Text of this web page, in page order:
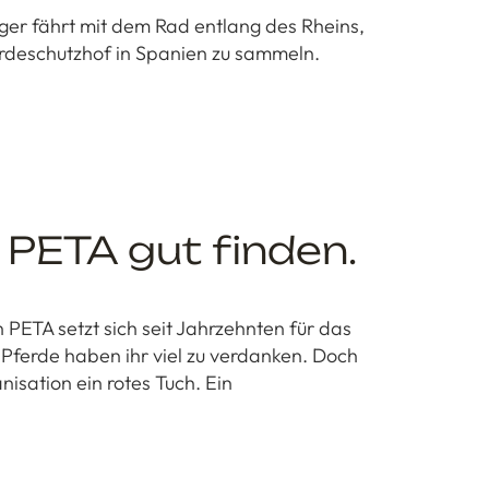
fährt mit dem Rad entlang des Rheins,
in Spanien zu sammeln.
gut finden.
setzt sich seit Jahrzehnten für das
haben ihr viel zu verdanken. Doch
ein rotes Tuch. Ein